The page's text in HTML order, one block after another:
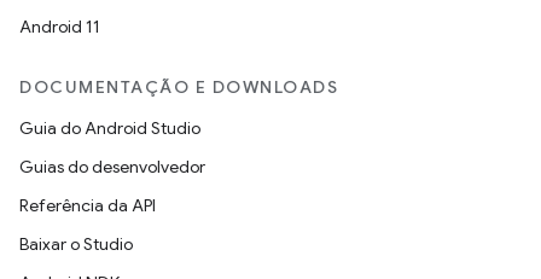
Android 11
DOCUMENTAÇÃO E DOWNLOADS
Guia do Android Studio
Guias do desenvolvedor
Referência da API
Baixar o Studio